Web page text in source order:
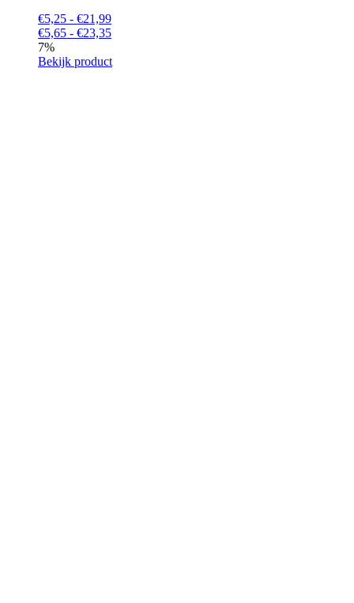
€5,25 - €21,99
€5,65 - €23,35
7%
Bekijk product